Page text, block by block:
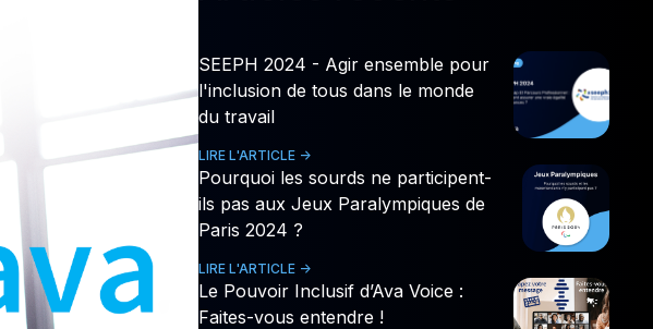
SEEPH 2024 - Agir ensemble pour
l'inclusion de tous dans le monde
du travail
LIRE L'ARTICLE ->
Pourquoi les sourds ne participent-
ils pas aux Jeux Paralympiques de
Paris 2024 ?
LIRE L'ARTICLE ->
Le Pouvoir Inclusif d’Ava Voice :
Faites-vous entendre !